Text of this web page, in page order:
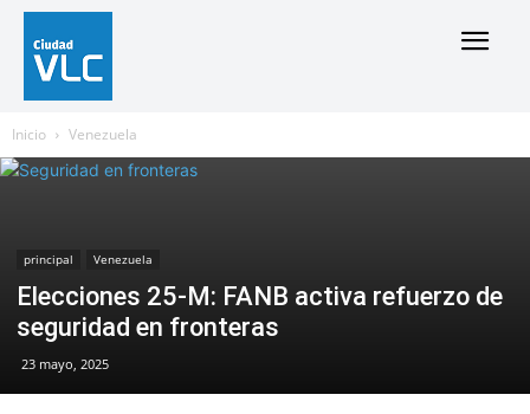
Inicio Venezuela
principal Venezuela
Elecciones 25-M: FANB activa refuerzo de
seguridad en fronteras
23 mayo, 2025